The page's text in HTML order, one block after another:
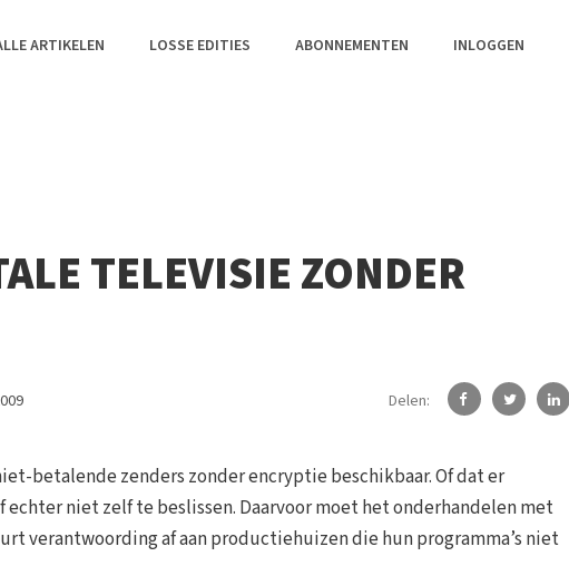
ARTIKELEN LOSSE EDITIES ABONNEMENTEN INLOGGEN
TELEVISIE ZONDER
Delen:
betalende zenders zonder encryptie beschikbaar. Of dat er
niet zelf te beslissen. Daarvoor moet het onderhandelen met
verantwoording af aan productiehuizen die hun programma’s niet